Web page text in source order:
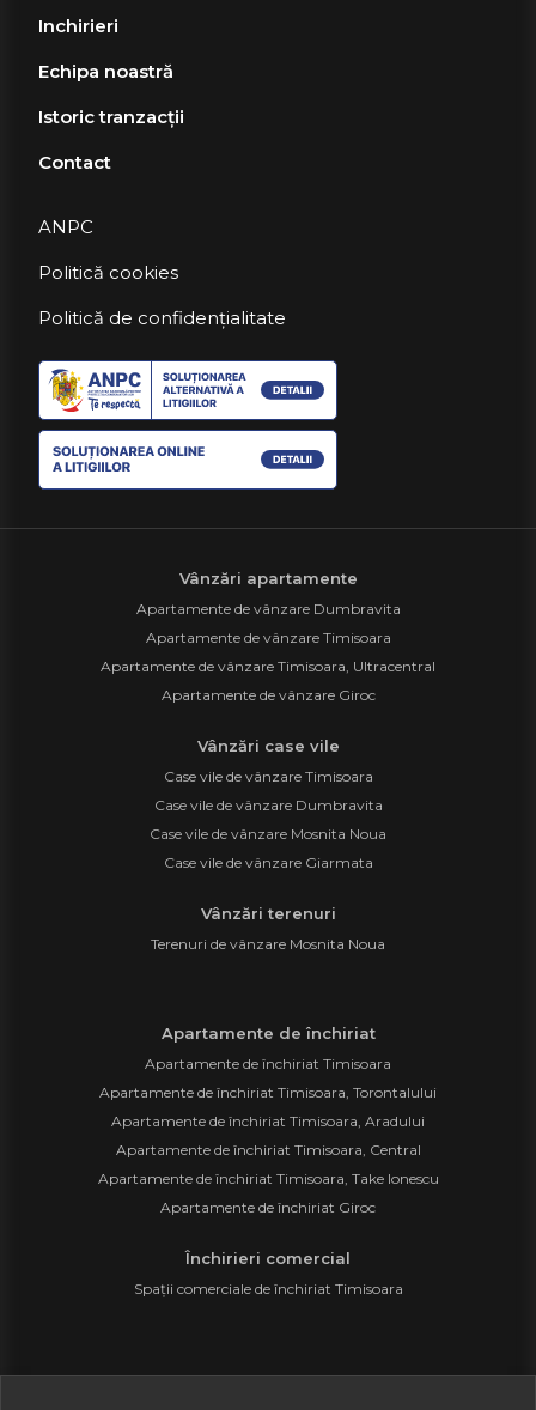
Inchirieri
Echipa noastră
Istoric tranzacții
Contact
ANPC
Politică cookies
Politică de confidențialitate
Vânzări apartamente
Apartamente de vânzare Dumbravita
Apartamente de vânzare Timisoara
Apartamente de vânzare Timisoara, Ultracentral
Apartamente de vânzare Giroc
Vânzări case vile
Case vile de vânzare Timisoara
Case vile de vânzare Dumbravita
Case vile de vânzare Mosnita Noua
Case vile de vânzare Giarmata
Vânzări terenuri
Terenuri de vânzare Mosnita Noua
Apartamente de închiriat
Apartamente de închiriat Timisoara
Apartamente de închiriat Timisoara, Torontalului
Apartamente de închiriat Timisoara, Aradului
Apartamente de închiriat Timisoara, Central
Apartamente de închiriat Timisoara, Take Ionescu
Apartamente de închiriat Giroc
Închirieri comercial
Spații comerciale de închiriat Timisoara